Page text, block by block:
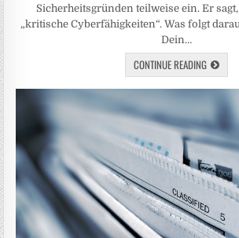
Sicherheitsgründen teilweise ein. Er
„kritische Cyberfähigkeiten“. Was folgt
Dein…
CONTINUE READING